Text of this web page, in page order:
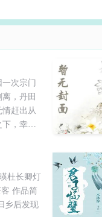
次宗门
，丹田
赶出从
，幸得
界中，
林枫的
…......
杜长卿灯
作品简
乡后发现